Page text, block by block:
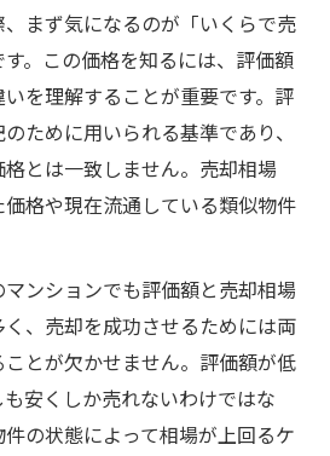
まず気になるのが「いくらで売
。この価格を知るには、評価額
を理解することが重要です。評
ために用いられる基準であり、
とは一致しません。売却相場
格や現在流通している類似物件
ンションでも評価額と売却相場
、売却を成功させるためには両
とが欠かせません。評価額が低
安くしか売れないわけではな
の状態によって相場が上回るケ